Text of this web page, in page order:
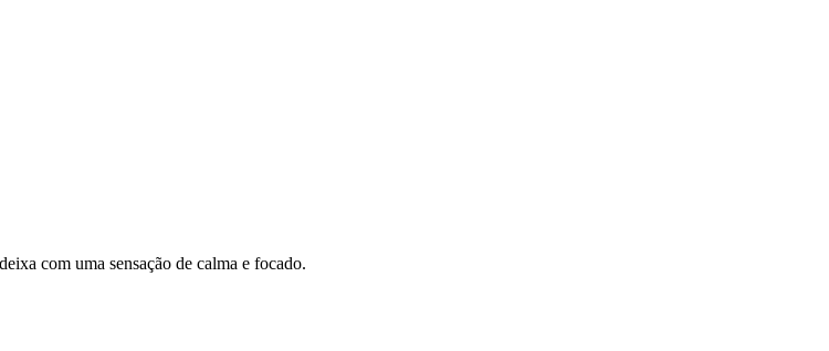
com uma sensação de calma e focado.